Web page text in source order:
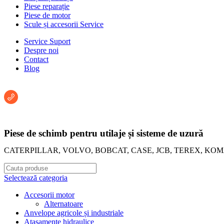
Piese reparație
Piese de motor
Scule și accesorii Service
Service Suport
Despre noi
Contact
Blog
Piese de schimb pentru utilaje și sisteme de uzură
CATERPILLAR, VOLVO, BOBCAT, CASE, JCB, TEREX,
Selectează categoria
Accesorii motor
Alternatoare
Anvelope agricole și industriale
Atașamente hidraulice